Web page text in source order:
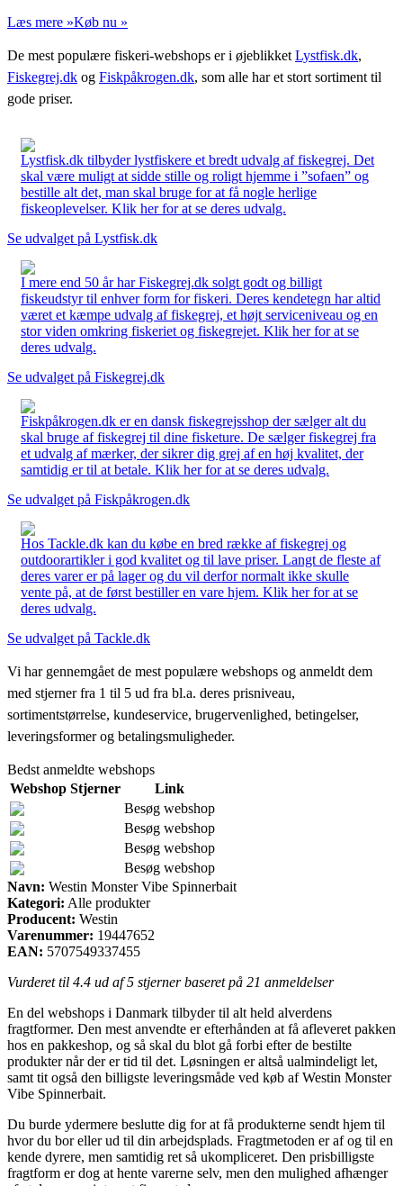
Læs mere »Køb nu »
De mest populære fiskeri-webshops er i øjeblikket Lystfisk.dk,
Fiskegrej.dk og Fiskpåkrogen.dk, som alle har et stort sortiment til
gode priser.
Lystfisk.dk tilbyder lystfiskere et bredt udvalg af fiskegrej. Det
skal være muligt at sidde stille og roligt hjemme i ”sofaen” og
bestille alt det, man skal bruge for at få nogle herlige
fiskeoplevelser. Klik her for at se deres udvalg.
Se udvalget på Lystfisk.dk
I mere end 50 år har Fiskegrej.dk solgt godt og billigt
fiskeudstyr til enhver form for fiskeri. Deres kendetegn har altid
været et kæmpe udvalg af fiskegrej, et højt serviceniveau og en
stor viden omkring fiskeriet og fiskegrejet. Klik her for at se
deres udvalg.
Se udvalget på Fiskegrej.dk
Fiskpåkrogen.dk er en dansk fiskegrejsshop der sælger alt du
skal bruge af fiskegrej til dine fisketure. De sælger fiskegrej fra
et udvalg af mærker, der sikrer dig grej af en høj kvalitet, der
samtidig er til at betale. Klik her for at se deres udvalg.
Se udvalget på Fiskpåkrogen.dk
Hos Tackle.dk kan du købe en bred række af fiskegrej og
outdoorartikler i god kvalitet og til lave priser. Langt de fleste af
deres varer er på lager og du vil derfor normalt ikke skulle
vente på, at de først bestiller en vare hjem. Klik her for at se
deres udvalg.
Se udvalget på Tackle.dk
Vi har gennemgået de mest populære webshops og anmeldt dem
med stjerner fra 1 til 5 ud fra bl.a. deres prisniveau,
sortimentstørrelse, kundeservice, brugervenlighed, betingelser,
leveringsformer og betalingsmuligheder.
Bedst anmeldte webshops
Webshop Stjerner
Link
Besøg webshop
Besøg webshop
Besøg webshop
Besøg webshop
Navn: Westin Monster Vibe Spinnerbait
Kategori: Alle produkter
Producent: Westin
Varenummer: 19447652
EAN: 5707549337455
Vurderet til 4.4 ud af 5 stjerner baseret på 21 anmeldelser
En del webshops i Danmark tilbyder til alt held alverdens
fragtformer. Den mest anvendte er efterhånden at få afleveret pakken
hos en pakkeshop, og så skal du blot gå forbi efter de bestilte
produkter når der er tid til det. Løsningen er altså ualmindeligt let,
samt tit også den billigste leveringsmåde ved køb af Westin Monster
Vibe Spinnerbait.
Du burde ydermere beslutte dig for at få produkterne sendt hjem til
hvor du bor eller ud til din arbejdsplads. Fragtmetoden er af og til en
kende dyrere, men samtidig ret så ukompliceret. Den prisbilligste
fragtform er dog at hente varerne selv, men den mulighed afhænger